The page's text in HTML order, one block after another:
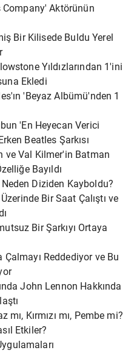
Company' Aktörünün
Bir Kilisede Buldu Yerel
Yıldızlarından 1'ini
Ekledi
'Beyaz Albümü'nden 1
'En Heyecan Verici
Beatles Şarkısı
ve Val Kilmer'in Batman
Bayıldı
Diziden Kayboldu?
Bir Saat Çalıştı ve
Bir Şarkıyı Ortaya
Çalmayı Reddediyor ve Bu
John Lennon Hakkında
Kırmızı mı, Pembe mi?
Etkiler?